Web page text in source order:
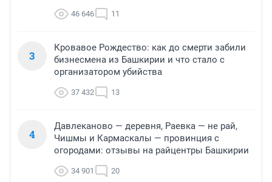
46 646 11
3
Кровавое Рождество: как до смерти забили
бизнесмена из Башкирии и что стало с
организатором убийства
37 432 13
4
Давлеканово — деревня, Раевка — не рай,
Чишмы и Кармаскалы — провинция с
огородами: отзывы на райцентры Башкирии
34 901 20